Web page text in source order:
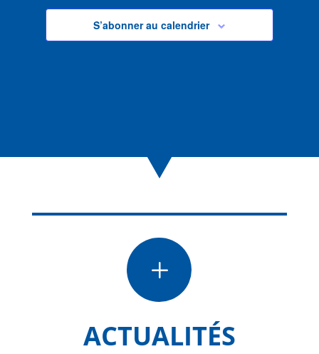
S’abonner au calendrier
L
ACTUALITÉS